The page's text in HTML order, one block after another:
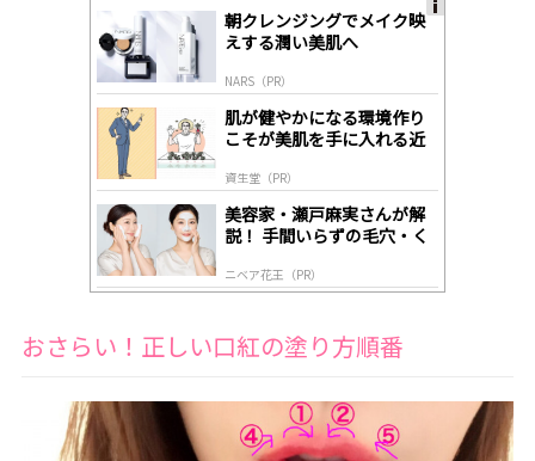
朝クレンジングでメイク映
えする潤い美肌へ
NARS（PR）
肌が健やかになる環境作り
こそが美肌を手に入れる近
資生堂（PR）
美容家・瀬戸麻実さんが解
説！ 手間いらずの毛穴・く
ニベア花王（PR）
おさらい！正しい口紅の塗り方順番